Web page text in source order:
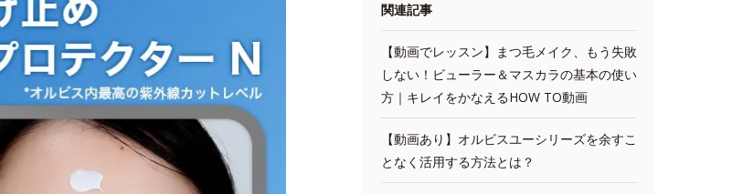
関連記事
【動画でレッスン】まつ毛メイク、もう失敗
しない！ビューラー＆マスカラの基本の使い
方｜キレイをかなえるHOW TO動画
【動画あり】オルビスユーシリーズを余すこ
となく活用する方法とは？